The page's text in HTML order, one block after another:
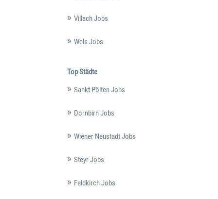
Villach Jobs
Wels Jobs
Top Städte
Sankt Pölten Jobs
Dornbirn Jobs
Wiener Neustadt Jobs
Steyr Jobs
Feldkirch Jobs